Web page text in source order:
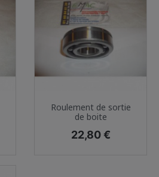
Roulement de sortie
de boite
Prix
22,80 €